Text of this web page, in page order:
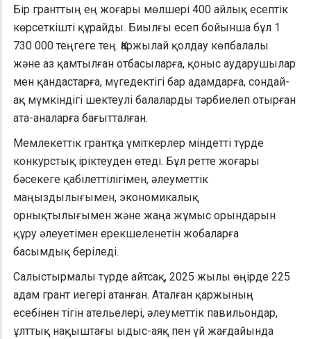
Бір гранттың ең жоғары мөлшері 400 айлық есептік
көрсеткішті құрайды. Биылғы есеп бойынша бұл 1
730 000 теңгеге тең. Қаржылай қолдау көпбалалы
және аз қамтылған отбасыларға, қоныс аударушылар
мен қандастарға, мүгедектігі бар адамдарға, сондай-
ақ мүмкіндігі шектеулі балаларды тәрбиелеп отырған
ата-аналарға бағытталған.
Мемлекеттік грантқа үміткерлер міндетті түрде
конкурстық іріктеуден өтеді. Бұл ретте жоғары
бәсекеге қабілеттілігімен, әлеуметтік
маңыздылығымен, экономикалық
орнықтылығымен және жаңа жұмыс орындарын
құру әлеуетімен ерекшеленетін жобаларға
басымдық беріледі.
Салыстырмалы түрде айтсақ, 2025 жылы өңірде 225
адам грант иегері атанған. Аталған қаржының
есебінен тігін ательелері, әлеуметтік павильондар,
ұлттық нақыштағы ыдыс-аяқ пен үй жағдайында